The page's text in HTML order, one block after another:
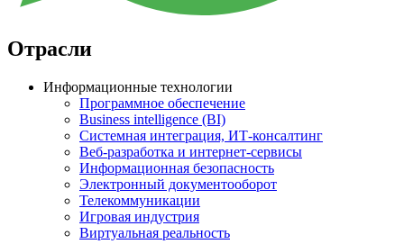
Отрасли
Информационные технологии
Программное обеспечение
Business intelligence (BI)
Системная интеграция, ИТ-консалтинг
Веб-разработка и интернет-сервисы
Информационная безопасность
Электронный документооборот
Телекоммуникации
Игровая индустрия
Виртуальная реальность